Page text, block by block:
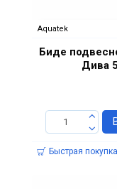
Aquatek
Биде
Дива
Быстрая покупка